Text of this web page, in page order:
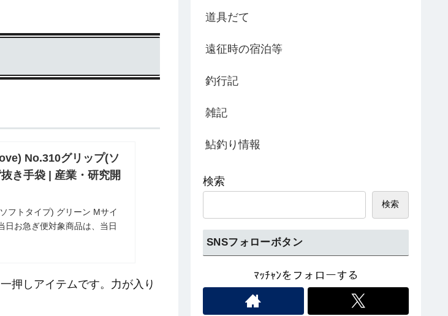
No.310グリップ(ソ
き手袋 | 産業・研究開
フトタイプ) グリーン Mサイ
日お急ぎ便対象商品は、当日
押しアイテムです。力が入り
道具だて
遠征時の宿泊等
釣行記
雑記
鮎釣り情報
検索
検索
SNSフォローボタン
ﾏｯﾁｬﾝをフォローする